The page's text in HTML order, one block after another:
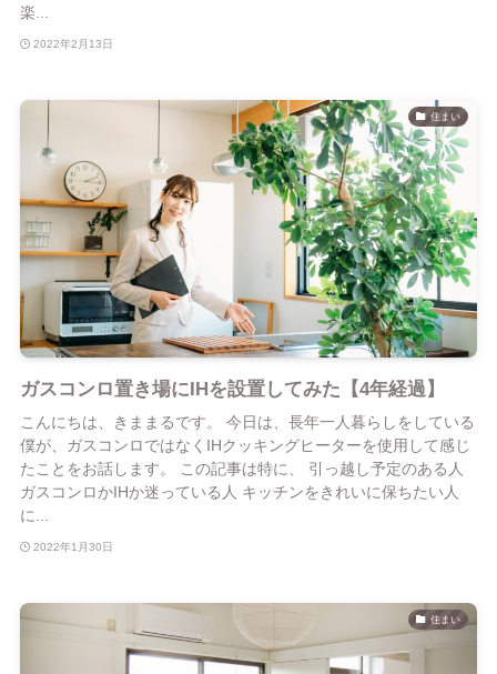
楽...
2022年2月13日
住まい
ガスコンロ置き場にIHを設置してみた【4年経過】
こんにちは、きままるです。 今日は、長年一人暮らしをしている
僕が、ガスコンロではなくIHクッキングヒーターを使用して感じ
たことをお話します。 この記事は特に、 引っ越し予定のある人
ガスコンロかIHか迷っている人 キッチンをきれいに保ちたい人
に...
2022年1月30日
住まい